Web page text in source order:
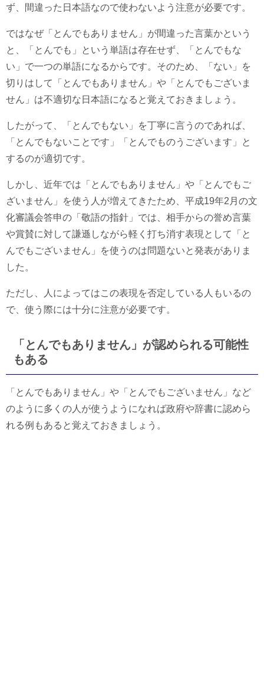
ず、間違った日本語なので使わないよう注意が必要です。
ではなぜ「とんでもありません」が間違った言葉かという
と、「とんでも」という単語は存在せず、「とんでもな
い」で一つの単語になるからです。そのため、「ない」を
切りはして「とんでもありません」や「とんでもございま
せん」は不適切な日本語になると覚えておきましょう。
したがって、「とんでもない」を丁寧に言うのであれば、
「とんでもないことです」「とんでものうございます」と
するのが適切です。
しかし、近年では「とんでもありません」や「とんでもご
ざいません」を使う人が増えてきたため、平成19年2月の文
化審議会答申の「敬語の指針」では、相手からの誉め言葉
や賞賛に対して謙遜しながら軽く打ち消す表現として「と
んでもございません」を使うのは問題ないと発表がありま
した。
ただし、人によってはこの表現を否定している人もいるの
で、使う際には十分に注意が必要です。
「とんでもありません」が認められる可能性
もある
「とんでもありません」や「とんでもございません」など
のように多くの人が使うようになれば政府や辞書に認めら
れる例もあると覚えておきましょう。